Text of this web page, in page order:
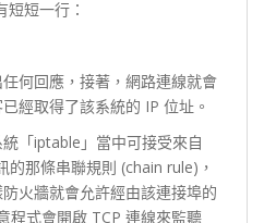
短一行：
何回應，接著，網路連線就會
經取得了該系統的 IP 位址。
「iptable」當中可接受來自
那條串聯規則 (chain rule)，
火牆就會允許經由該連接埠的
程式會開啟 TCP 連線來監聽